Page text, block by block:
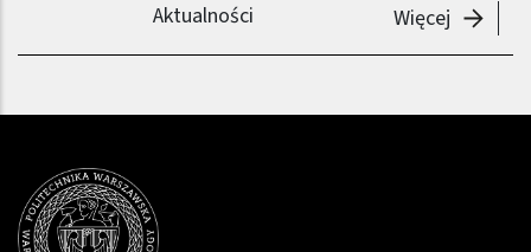
Aktualności
Więcej